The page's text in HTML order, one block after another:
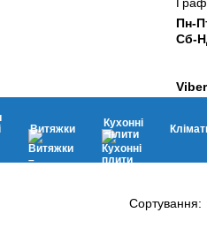
плити
Пн-
Сб-
Витяжки
Кухонні
плити
Сортування: